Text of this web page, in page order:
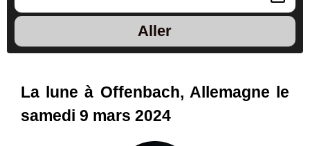
Aller
La lune à Offenbach, Allemagne le
samedi 9 mars 2024